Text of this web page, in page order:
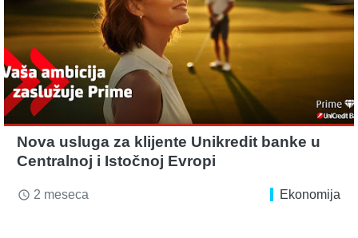
Nova usluga za klijente Unikredit banke u
Centralnoj i Istočnoj Evropi
access_time 2 meseca Ekonomija